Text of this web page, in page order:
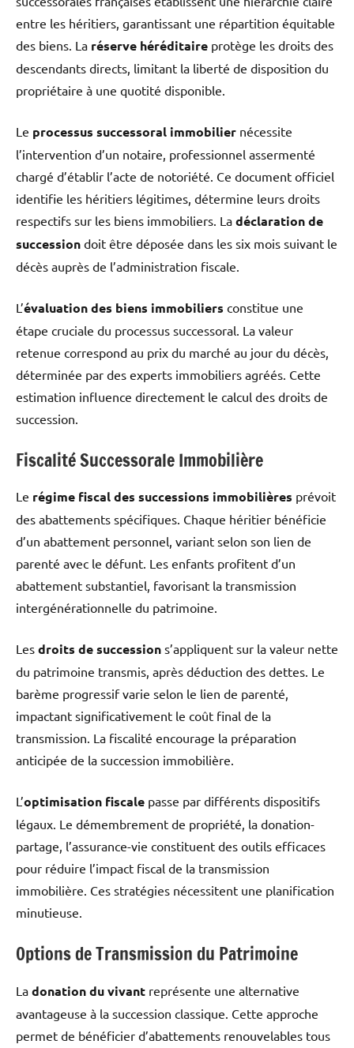
entre les héritiers, garantissant une répartition équitable
des biens. La réserve héréditaire protège les droits des
descendants directs, limitant la liberté de disposition du
propriétaire à une quotité disponible.
Le processus successoral immobilier nécessite
l’intervention d’un notaire, professionnel assermenté
chargé d’établir l’acte de notoriété. Ce document officiel
identifie les héritiers légitimes, détermine leurs droits
respectifs sur les biens immobiliers. La déclaration de
succession doit être déposée dans les six mois suivant le
décès auprès de l’administration fiscale.
L’évaluation des biens immobiliers constitue une
étape cruciale du processus successoral. La valeur
retenue correspond au prix du marché au jour du décès,
déterminée par des experts immobiliers agréés. Cette
estimation influence directement le calcul des droits de
succession.
Fiscalité Successorale Immobilière
Le régime fiscal des successions immobilières prévoit
des abattements spécifiques. Chaque héritier bénéficie
d’un abattement personnel, variant selon son lien de
parenté avec le défunt. Les enfants profitent d’un
abattement substantiel, favorisant la transmission
intergénérationnelle du patrimoine.
Les droits de succession s’appliquent sur la valeur nette
du patrimoine transmis, après déduction des dettes. Le
barème progressif varie selon le lien de parenté,
impactant significativement le coût final de la
transmission. La fiscalité encourage la préparation
anticipée de la succession immobilière.
L’optimisation fiscale passe par différents dispositifs
légaux. Le démembrement de propriété, la donation-
partage, l’assurance-vie constituent des outils efficaces
pour réduire l’impact fiscal de la transmission
immobilière. Ces stratégies nécessitent une planification
minutieuse.
Options de Transmission du Patrimoine
La donation du vivant représente une alternative
avantageuse à la succession classique. Cette approche
permet de bénéficier d’abattements renouvelables tous